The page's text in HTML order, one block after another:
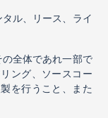
ル、リース、ライ
全体であれ一部で
ング、ソースコー
を行うこと、また